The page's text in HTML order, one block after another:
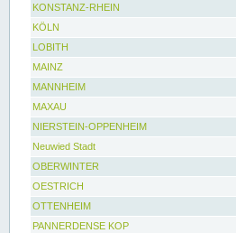
KONSTANZ-RHEIN
KÖLN
LOBITH
MAINZ
MANNHEIM
MAXAU
NIERSTEIN-OPPENHEIM
Neuwied Stadt
OBERWINTER
OESTRICH
OTTENHEIM
PANNERDENSE KOP